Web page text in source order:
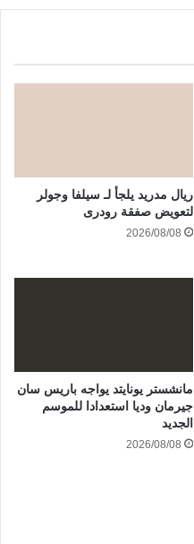
ريال مدريد يلجأ لـ سيلفا وجولر
لتعويض صفقة رودرى
2026/08/08
مانشستر يونايتد يواجه باريس سان
جيرمان وديا استعدادا للموسم
الجديد
2026/08/08